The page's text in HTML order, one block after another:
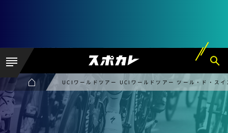
UCIワールドツアー UCIワールドツアー ツール・ド・ス